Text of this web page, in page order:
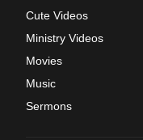
Cute Videos
Ministry Videos
Movies
Music
Sermons